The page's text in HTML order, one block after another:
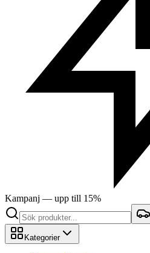
Kampanj — upp till 15%
Kategorier